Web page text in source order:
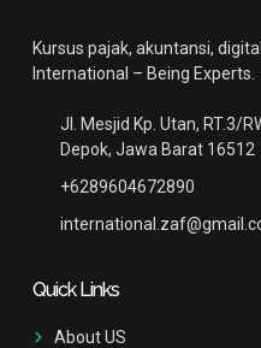
Kursus pajak, akuntansi,
International – Being Experts.
Jl. Mesjid Kp. Utan, RT.3/
Depok, Jawa Barat 16512
+6289604672890
Quick Links
About US